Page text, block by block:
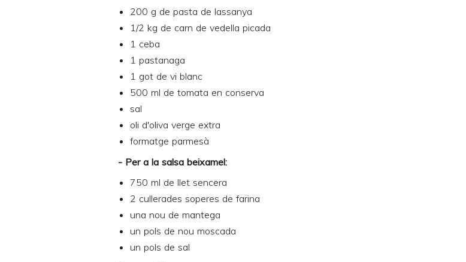
200 g de pasta de lassanya
1/2 kg de carn de vedella picada
1 ceba
1 pastanaga
1 got de vi blanc
500 ml de tomata en conserva
sal
oli d'oliva verge extra
formatge parmesà
- Per a la salsa beixamel:
750 ml de llet sencera
2 cullerades soperes de farina
una nou de mantega
un pols de nou moscada
un pols de sal